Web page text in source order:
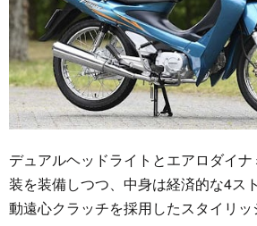
デュアルヘッドライトとエアロダイ
装を装備しつつ、中身は経済的な4ス
動遠心クラッチを採用したスタイリッ